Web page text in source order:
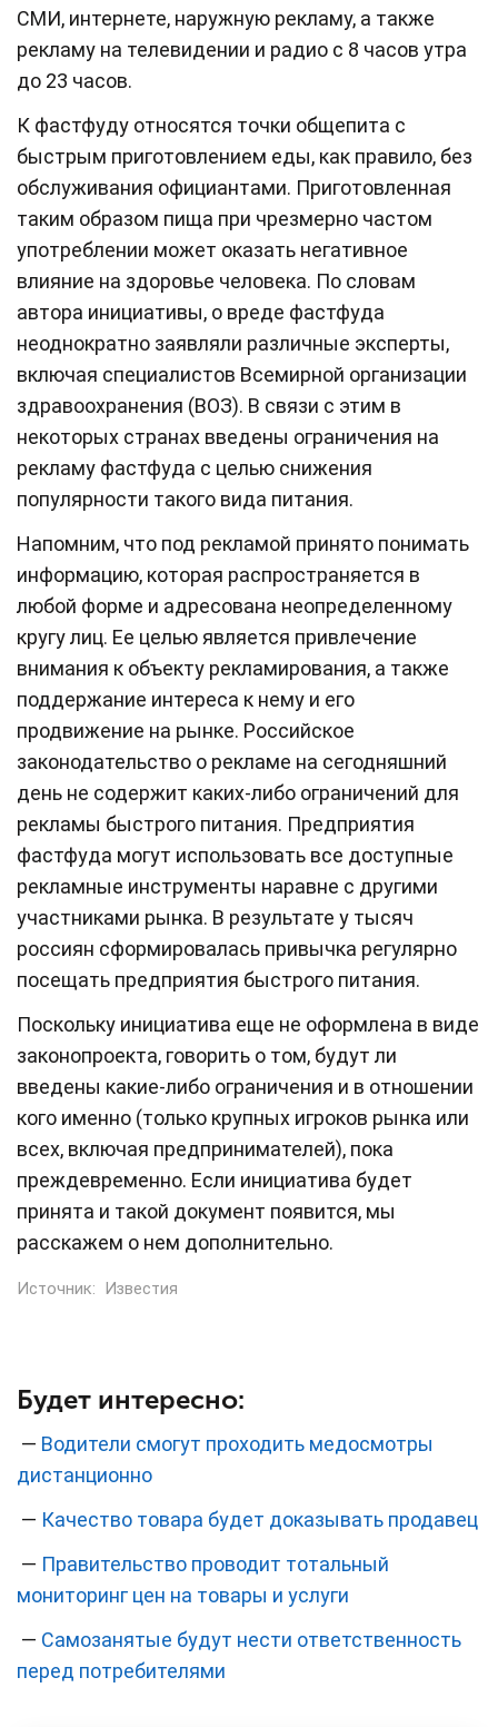
СМИ, интернете, наружную рекламу, а также
рекламу на телевидении и радио с 8 часов утра
до 23 часов.
К фастфуду относятся точки общепита с
быстрым приготовлением еды, как правило, без
обслуживания официантами. Приготовленная
таким образом пища при чрезмерно частом
употреблении может оказать негативное
влияние на здоровье человека. По словам
автора инициативы, о вреде фастфуда
неоднократно заявляли различные эксперты,
включая специалистов Всемирной организации
здравоохранения (ВОЗ). В связи с этим в
некоторых странах введены ограничения на
рекламу фастфуда с целью снижения
популярности такого вида питания.
Напомним, что под рекламой принято понимать
информацию, которая распространяется в
любой форме и адресована неопределенному
кругу лиц. Ее целью является привлечение
внимания к объекту рекламирования, а также
поддержание интереса к нему и его
продвижение на рынке. Российское
законодательство о рекламе на сегодняшний
день не содержит каких-либо ограничений для
рекламы быстрого питания. Предприятия
фастфуда могут использовать все доступные
рекламные инструменты наравне с другими
участниками рынка. В результате у тысяч
россиян сформировалась привычка регулярно
посещать предприятия быстрого питания.
Поскольку инициатива еще не оформлена в виде
законопроекта, говорить о том, будут ли
введены какие-либо ограничения и в отношении
кого именно (только крупных игроков рынка или
всех, включая предпринимателей), пока
преждевременно. Если инициатива будет
принята и такой документ появится, мы
расскажем о нем дополнительно.
Источник: Известия
Будет интересно:
— Водители смогут проходить медосмотры
дистанционно
— Качество товара будет доказывать продавец
— Правительство проводит тотальный
мониторинг цен на товары и услуги
— Самозанятые будут нести ответственность
перед потребителями